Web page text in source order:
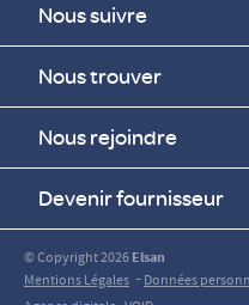
Nous suivre
Nous trouver
Nous rejoindre
Devenir fournisseur
© Copyright 2026Elsan
Mentions Légales -Données